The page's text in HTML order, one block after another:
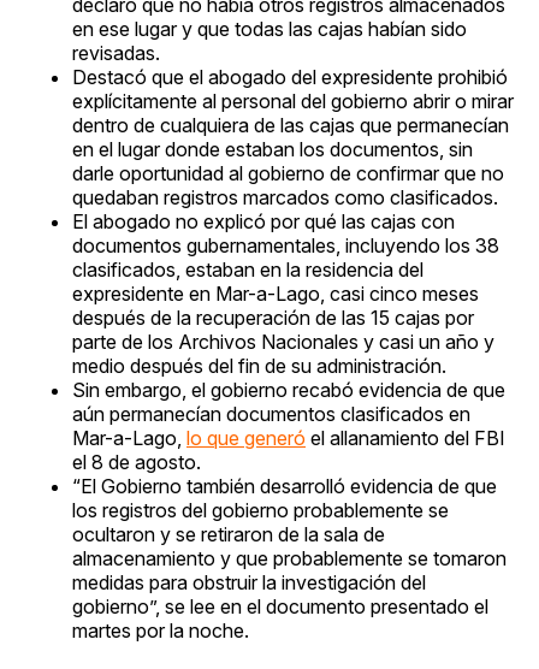
en ese lugar y que todas las cajas habían sido
revisadas.
Destacó que el abogado del expresidente prohibió
explícitamente al personal del gobierno abrir o mirar
dentro de cualquiera de las cajas que permanecían
en el lugar donde estaban los documentos, sin
darle oportunidad al gobierno de confirmar que no
quedaban registros marcados como clasificados.
El abogado no explicó por qué las cajas con
documentos gubernamentales, incluyendo los 38
clasificados, estaban en la residencia del
expresidente en Mar-a-Lago, casi cinco meses
después de la recuperación de las 15 cajas por
parte de los Archivos Nacionales y casi un año y
medio después del fin de su administración.
Sin embargo, el gobierno recabó evidencia de que
aún permanecían documentos clasificados en
Mar-a-Lago, lo que generó el allanamiento del FBI
el 8 de agosto.
“El Gobierno también desarrolló evidencia de que
los registros del gobierno probablemente se
ocultaron y se retiraron de la sala de
almacenamiento y que probablemente se tomaron
medidas para obstruir la investigación del
gobierno”, se lee en el documento presentado el
martes por la noche.